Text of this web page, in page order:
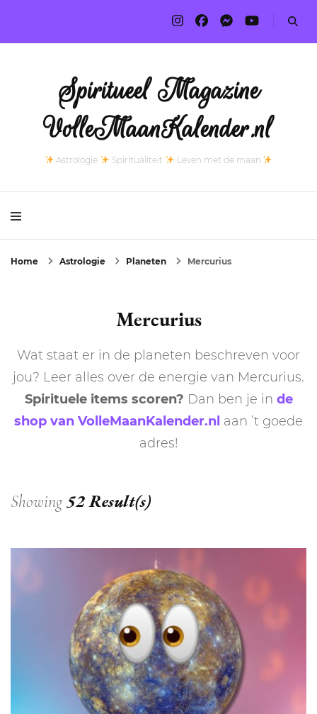
Spiritueel Magazine
VolleMaanKalender.nl
Astrologie Spiritualiteit Leven met de maan
Home Astrologie Planeten Mercurius
Mercurius
Wat staat er in de planeten beschreven voor
jou? Leer alles over de energie van Mercurius.
Spirituele items scoren? Dan ben je in de
shop van VolleMaanKalender.nl aan ’t goede
adres!
Showing52 Result(s)